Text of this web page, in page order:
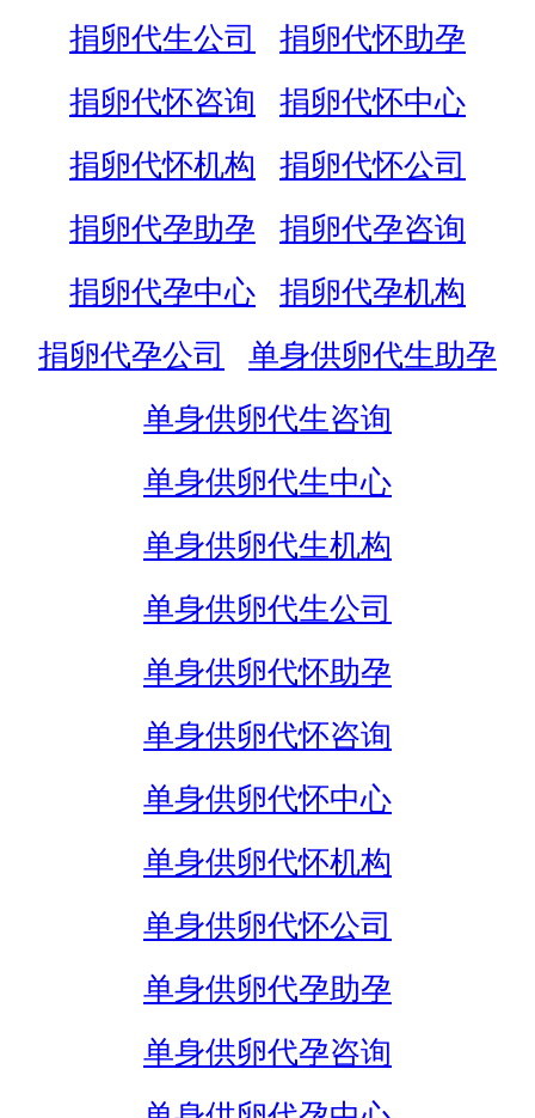
捐卵代生公司
捐卵代怀助孕
捐卵代怀咨询
捐卵代怀中心
捐卵代怀机构
捐卵代怀公司
捐卵代孕助孕
捐卵代孕咨询
捐卵代孕中心
捐卵代孕机构
捐卵代孕公司
单身供卵代生助孕
单身供卵代生咨询
单身供卵代生中心
单身供卵代生机构
单身供卵代生公司
单身供卵代怀助孕
单身供卵代怀咨询
单身供卵代怀中心
单身供卵代怀机构
单身供卵代怀公司
单身供卵代孕助孕
单身供卵代孕咨询